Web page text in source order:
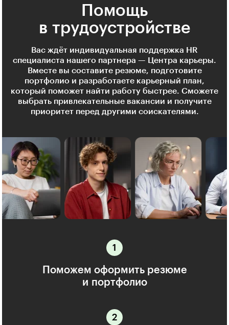
Помощь
в трудоустройстве
Вас ждёт индивидуальная поддержка HR
специалиста нашего партнера — Центра карьеры.
Вместе вы составите резюме, подготовите
портфолио и разработаете карьерный план,
который поможет найти работу быстрее. Сможете
выбрать привлекательные вакансии и получите
приоритет перед другими соискателями.
Поможем оформить резюме
и портфолио